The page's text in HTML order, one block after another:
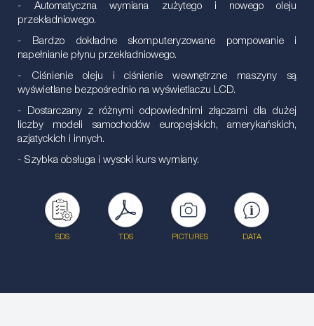
- Automatyczna wymiana zużytego i nowego oleju
przekładniowego.
- Bardzo dokładne skomputeryzowane pompowanie i
napełnianie płynu przekładniowego.
- Ciśnienie oleju i ciśnienie wewnętrzne maszyny są
wyświetlane bezpośrednio na wyświetlaczu LCD.
- Dostarczany z różnymi odpowiednimi złączami dla dużej
liczby modeli samochodów europejskich, amerykańskich,
azjatyckich i innych.
- Szybka obsługa i wysoki kurs wymiany.
SDS TDS PICTURES DATA